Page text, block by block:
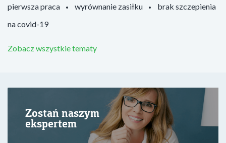
pierwsza praca
wyrównanie zasiłku
brak szczepienia
na covid-19
Zobacz wszystkie tematy
Zostań naszym
ekspertem